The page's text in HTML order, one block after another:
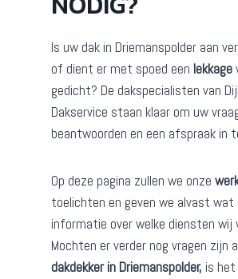
Is uw dak in Driemanspolder aan
of dient er met spoed een lekkage
gedicht? De dakspecialisten van
Dakservice staan klaar om uw
beantwoorden en een afspraak in
Op deze pagina zullen we onze
toelichten en geven we alvast wat
informatie over welke diensten wij
Mochten er verder nog vragen zijn
dakdekker in Driemanspolder, is